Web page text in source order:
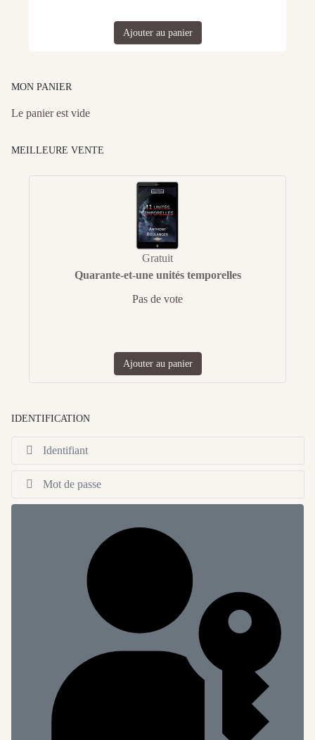
Ajouter au panier
MON PANIER
Le panier est vide
MEILLEURE VENTE
Gratuit
Quarante-et-une unités temporelles
Pas de vote
Ajouter au panier
IDENTIFICATION